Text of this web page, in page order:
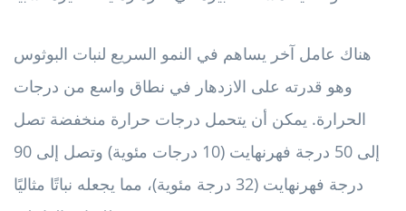
هناك عامل آخر يساهم في النمو السريع لنبات البوثوس
وهو قدرته على الازدهار في نطاق واسع من درجات
الحرارة. يمكن أن يتحمل درجات حرارة منخفضة تصل
إلى 50 درجة فهرنهايت (10 درجات مئوية) وتصل إلى 90
درجة فهرنهايت (32 درجة مئوية)، مما يجعله نباتًا مثاليًا